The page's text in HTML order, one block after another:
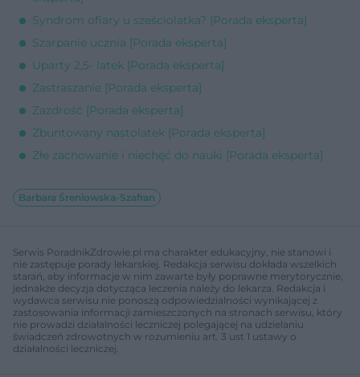
Syndrom ofiary u sześciolatka? [Porada eksperta]
Szarpanie ucznia [Porada eksperta]
Uparty 2,5- latek [Porada eksperta]
Zastraszanie [Porada eksperta]
Zazdrość [Porada eksperta]
Zbuntowany nastolatek [Porada eksperta]
Złe zachowanie i niechęć do nauki [Porada eksperta]
Barbara Śreniowska-Szafran
Serwis PoradnikZdrowie.pl ma charakter edukacyjny, nie stanowi i
nie zastępuje porady lekarskiej. Redakcja serwisu dokłada wszelkich
starań, aby informacje w nim zawarte były poprawne merytorycznie,
jednakże decyzja dotycząca leczenia należy do lekarza. Redakcja i
wydawca serwisu nie ponoszą odpowiedzialności wynikającej z
zastosowania informacji zamieszczonych na stronach serwisu, który
nie prowadzi działalności leczniczej polegającej na udzielaniu
świadczeń zdrowotnych w rozumieniu art. 3 ust 1 ustawy o
działalności leczniczej.